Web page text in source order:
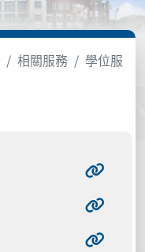
相關服務 學位服